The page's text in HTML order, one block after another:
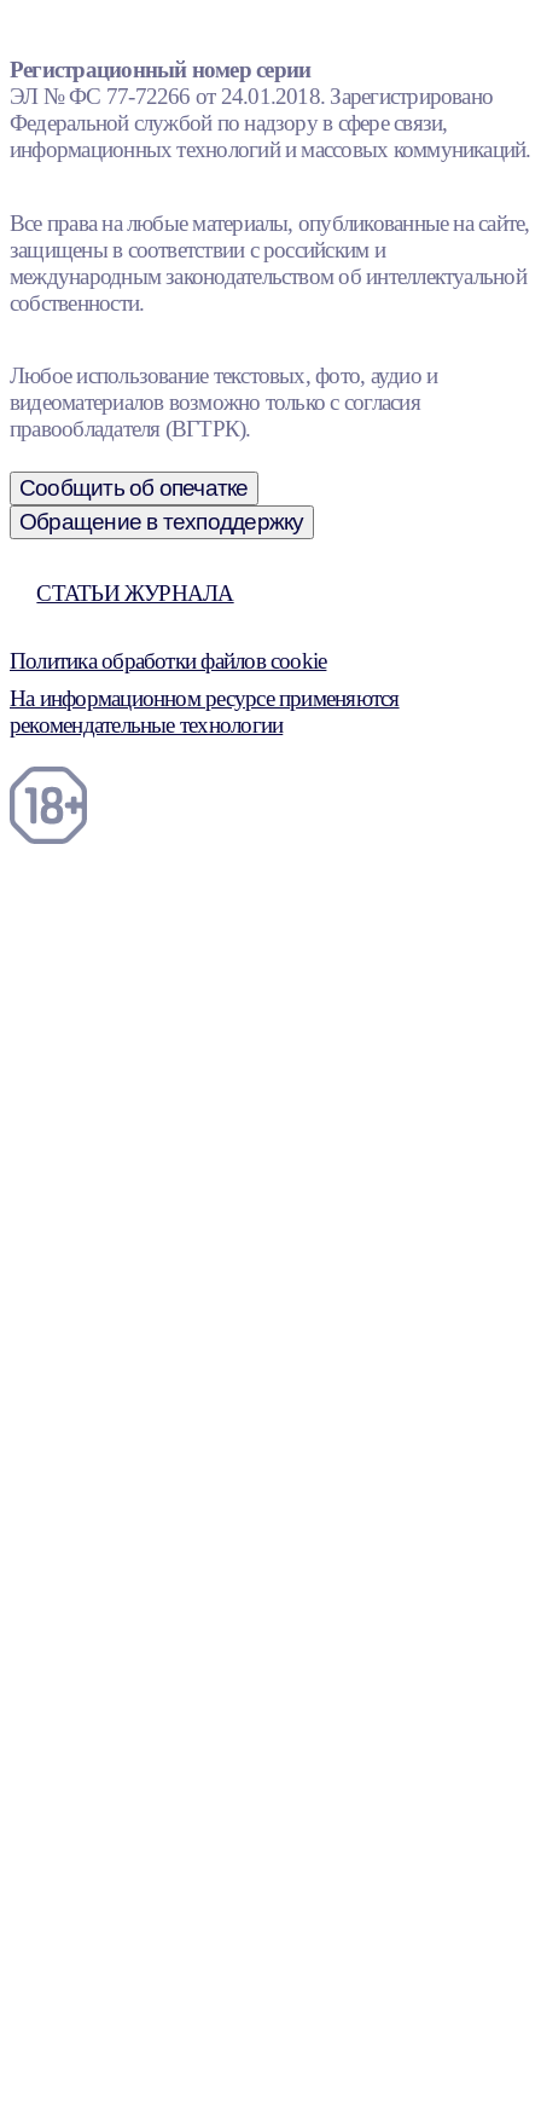
Регистрационный номер серии
ЭЛ № ФС 77-72266 от 24.01.2018. Зарегистрировано
Федеральной службой по надзору в сфере связи,
информационных технологий и массовых коммуникаций.
Все права на любые материалы, опубликованные на сайте,
защищены в соответствии с российским и
международным законодательством об интеллектуальной
собственности.
Любое использование текстовых, фото, аудио и
видеоматериалов возможно только с согласия
правообладателя (ВГТРК).
Сообщить об опечатке
Обращение в техподдержку
СТАТЬИ ЖУРНАЛА
Политика обработки файлов cookie
На информационном ресурсе применяются
рекомендательные технологии